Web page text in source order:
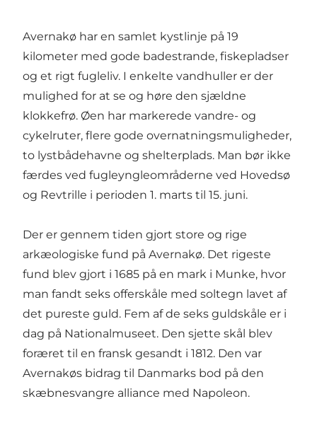
Avernakø har en samlet kystlinje på 19
kilometer med gode badestrande, fiskepladser
og et rigt fugleliv. I enkelte vandhuller er der
mulighed for at se og høre den sjældne
klokkefrø. Øen har markerede vandre- og
cykelruter, flere gode overnatningsmuligheder,
to lystbådehavne og shelterplads. Man bør ikke
færdes ved fugleyngleområderne ved Hovedsø
og Revtrille i perioden 1. marts til 15. juni.
Der er gennem tiden gjort store og rige
arkæologiske fund på Avernakø. Det rigeste
fund blev gjort i 1685 på en mark i Munke, hvor
man fandt seks offerskåle med soltegn lavet af
det pureste guld. Fem af de seks guldskåle er i
dag på Nationalmuseet. Den sjette skål blev
foræret til en fransk gesandt i 1812. Den var
Avernakøs bidrag til Danmarks bod på den
skæbnesvangre alliance med Napoleon.